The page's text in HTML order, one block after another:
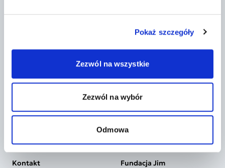
Pokaż szczegóły
Zezwól na wszystkie
Zezwól na wybór
Odmowa
Podaruj 1,5%
Misja i wartości
Praktyki
Co robimy
Kliniki Jim
Szkoła Jim Łódź
Szkoła Jim Warszawa
Przedszkole Jim Warszawa
Kontakt
Fundacja Jim